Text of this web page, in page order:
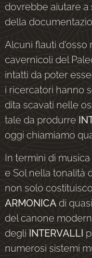
dovrebbe aiutare a
della
Alcuni flauti d'osso
cavernicoli del
intatti da poter
i ricercatori hanno
dita scavati nelle
tale da produrre
oggi chiamiamo
In termini di
e Sol nella tonalità
non solo
ARMONICA di
del canone
degliINTERVALLI
numerosi sistemi